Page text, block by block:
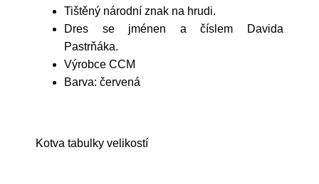
Tištěný národní znak na hrudi.
Dres se jménen a číslem Davida
Pastrňáka.
Výrobce CCM
Barva: červená
Kotva tabulky velikostí